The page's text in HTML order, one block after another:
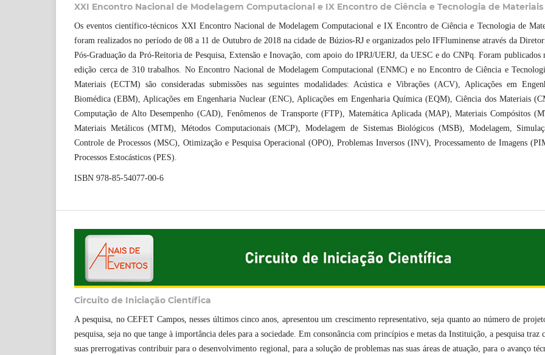
XXI Encontro Nacional de Modelagem Computacional e IX Encontro de Ciência e Tecnologia de Materiais
Os eventos científico-técnicos XXI Encontro Nacional de Modelagem Computacional e IX Encontro de Ciência e Tecnologia de
foram realizados no período de 08 a 11 de Outubro de 2018 na cidade de Búzios-RJ e organizados pelo IFFluminense através da
Pós-Graduação da Pró-Reitoria de Pesquisa, Extensão e Inovação, com apoio do IPRJ/UERJ, da UESC e do CNPq. Foram publicados
edição cerca de 310 trabalhos. No Encontro Nacional de Modelagem Computacional (ENMC) e no Encontro de Ciência e
Materiais (ECTM) são consideradas submissões nas seguintes modalidades: Acústica e Vibrações (ACV), Aplicações em
Biomédica (EBM), Aplicações em Engenharia Nuclear (ENC), Aplicações em Engenharia Química (EQM), Ciência dos Materiais
Computação de Alto Desempenho (CAD), Fenômenos de Transporte (FTP), Matemática Aplicada (MAP), Materiais Compósitos
Materiais Metálicos (MTM), Métodos Computacionais (MCP), Modelagem de Sistemas Biológicos (MSB), Modelagem,
Controle de Processos (MSC), Otimização e Pesquisa Operacional (OPO), Problemas Inversos (INV), Processamento de Imagens
Processos Estocásticos (PES).
ISBN 978-85-54077-00-6
Circuito de Iniciação Científica
A pesquisa, no CEFET Campos, nesses últimos cinco anos, apresentou um crescimento representativo, seja quanto ao número de
pesquisa, seja no que tange à importância deles para a sociedade. Em consonância com princípios e metas da Instituição, a pesquisa traz
suas prerrogativas contribuir para o desenvolvimento regional, para a solução de problemas nas suas áreas de atuação, para o avanço